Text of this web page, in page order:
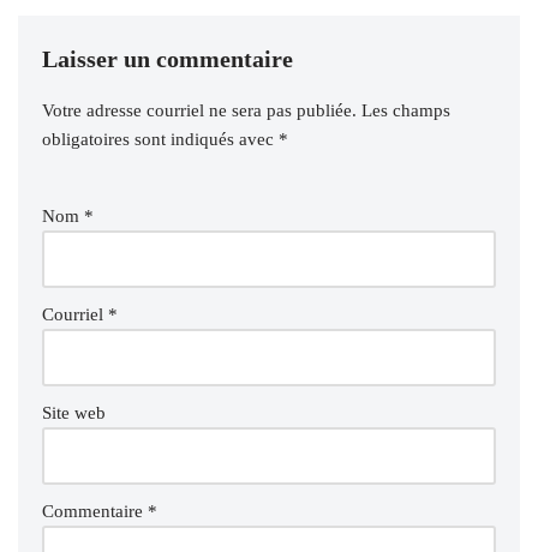
Laisser un commentaire
Votre adresse courriel ne sera pas publiée. Les champs
obligatoires sont indiqués avec *
Nom *
Courriel *
Site web
Commentaire *